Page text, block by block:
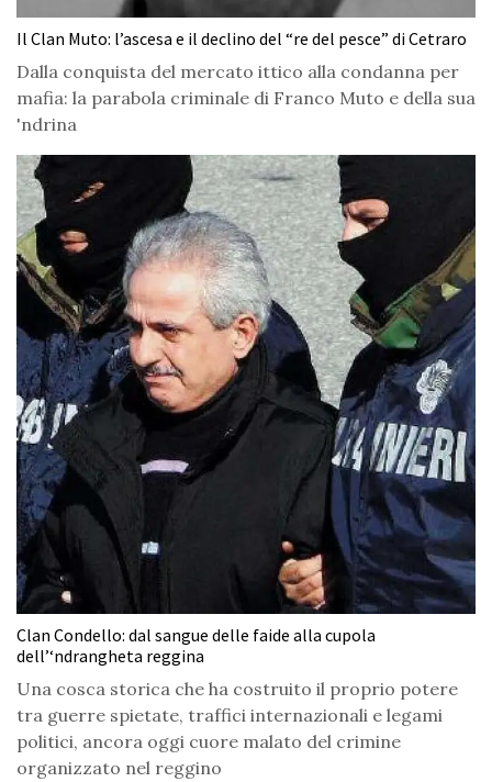
Il Clan Muto: l’ascesa e il declino del “re del pesce” di Cetraro
Dalla conquista del mercato ittico alla condanna per
mafia: la parabola criminale di Franco Muto e della sua
'ndrina
Clan Condello: dal sangue delle faide alla cupola
dell’‘ndrangheta reggina
Una cosca storica che ha costruito il proprio potere
tra guerre spietate, traffici internazionali e legami
politici, ancora oggi cuore malato del crimine
organizzato nel reggino